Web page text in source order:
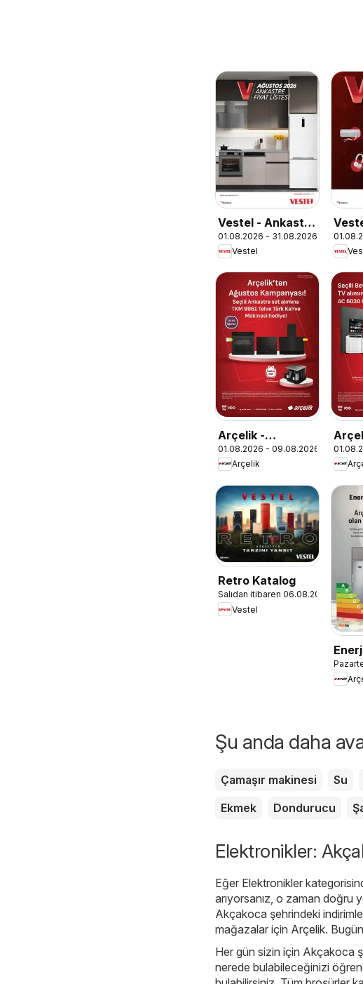
Vestel - Ankastre
Ürünler
01.08.2026 - 31.08.2026
Vestel
Arçelik -
Ankastre
Kataloğu
01.08.2026 - 09.08.2026
Arçelik
Retro Katalog
Salıdan itibaren 06.08.2024
Vestel
Şu anda daha
Çamaşır makinesi Su
Ekmek
Dondurucu
Elektronikler:
Eğer Elektronikler
arıyorsanız, o zaman doğru
Akçakoca şehrindeki
mağazalar için Arçelik.
Her gün sizin için Akçakoca
nerede bulabileceğinizi